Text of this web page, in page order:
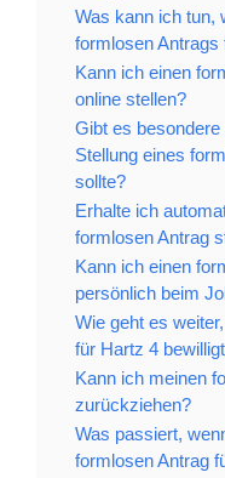
Was kann ich tun,
formlosen
Kann ich einen
online stellen?
Gibt es
Stellung eines
sollte?
Erhalte ich
formlosen Antrag
Kann ich einen
persönlich beim
Wie geht es
für Hartz 4
Kann ich meinen
zurückziehen?
Was passiert,
formlosen Antrag